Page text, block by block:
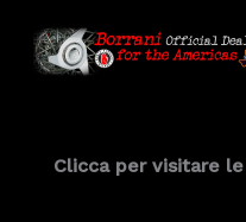
Clicca per visitare